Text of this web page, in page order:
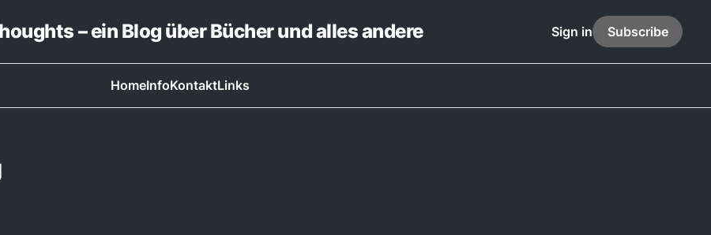
– ein Blog über Bücher und alles andere
HomeInfoKontaktLinks
Sign in Subscribe